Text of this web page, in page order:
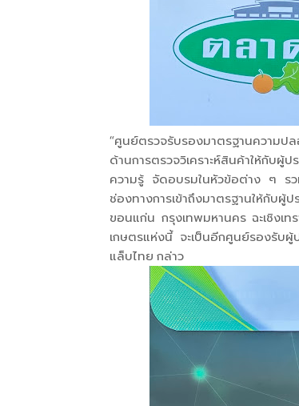
“ศูนย์ตรวจรับรองมาตรฐานความป
ด้านการตรวจวิเคราะห์สินค้าให้กับผู้
ความรู้ จัดอบรมในหัวข้อต่าง ๆ รว
ช่องทางการเข้าถึงมาตรฐานให้กั
ขอนแก่น กรุงเทพมหานคร ฉะเชิง
เกษตรแห่งนี้ จะเป็นอีกศูนย์รองรับ
แล็บไทย กล่าว